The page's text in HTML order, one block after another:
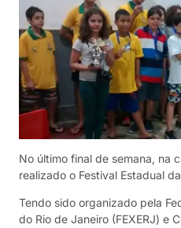
No último final de semana, na
realizado o Festival Estadual
Tendo sido organizado pela
do Rio de Janeiro (FEXERJ) e